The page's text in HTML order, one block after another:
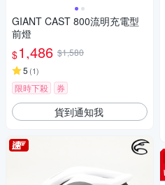
GIANT CAST 800流明充電型
前燈
$1,486 $1,580
5 (1)
限時下殺 券
貨到通知我